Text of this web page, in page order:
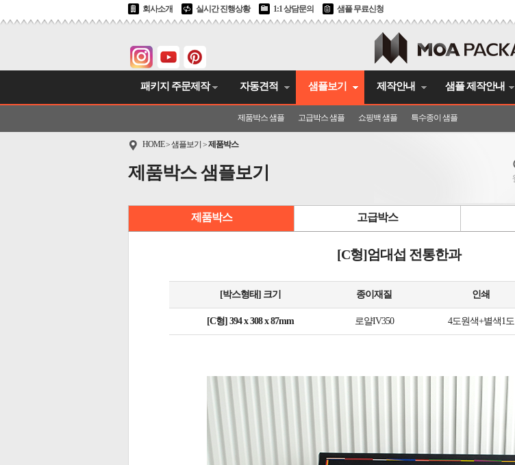
회사소개 실시간 진행상황 1:1 상담문의 샘플 무료신청
패키지 주문제작 자동견적 샘플보기
제품박스 샘플 고급박스 샘플 쇼핑백 샘플 특수종이 샘플
제작안내 샘플 제작안내
HOME>샘플보기 >제품박스
제품박스 샘플보기
제품박스 고급박스
[C형]엄대섭 전통한과
[박스형태] 크기 종이재질 인쇄
[C형] 394 x 308 x 87mm 로얄IV350 4도원색+별색1도